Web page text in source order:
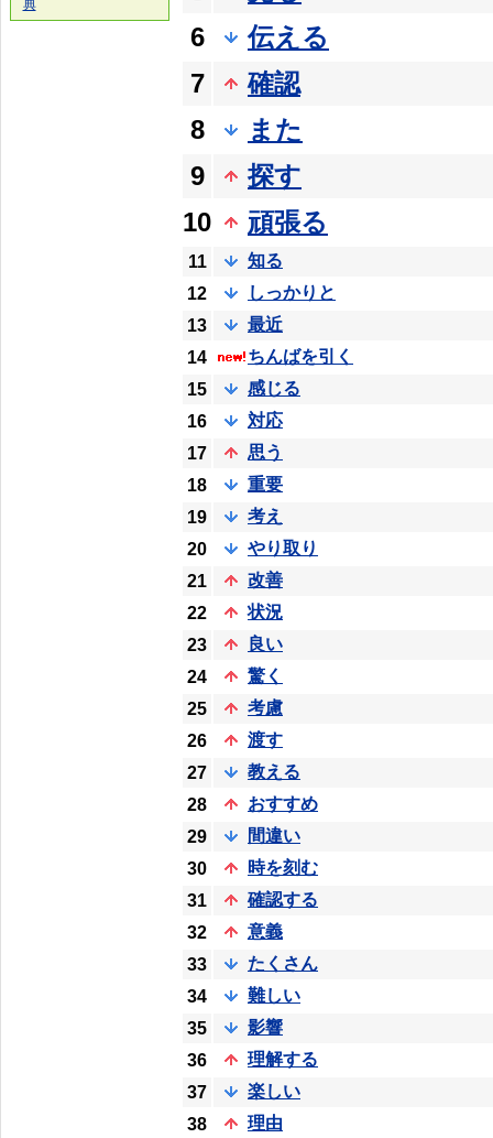
6
伝える
7
確認
8
また
9
探す
10
頑張る
11
知る
12
しっかりと
13
最近
14
ちんばを引く
15
感じる
16
対応
17
思う
18
重要
19
考え
20
やり取り
21
改善
22
状況
23
良い
24
驚く
25
考慮
26
渡す
27
教える
28
おすすめ
29
間違い
30
時を刻む
31
確認する
32
意義
33
たくさん
34
難しい
35
影響
36
理解する
37
楽しい
38
理由
典